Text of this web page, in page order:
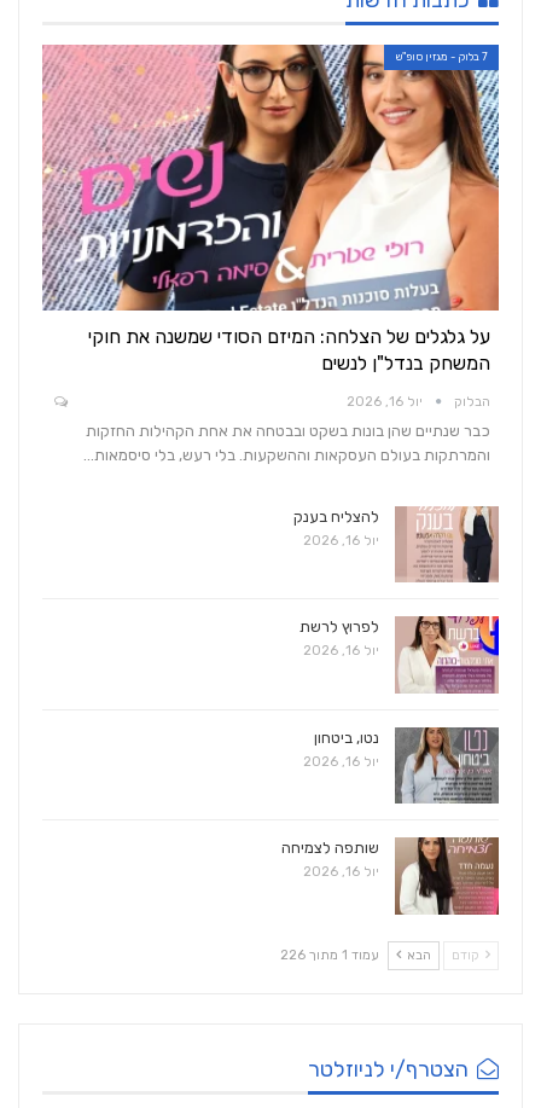
7 בלוק - מגזין סופ"ש
על גלגלים של הצלחה: המיזם הסודי שמשנה את חוקי
המשחק בנדל"ן לנשים
הבלוק יול 16, 2026
כבר שנתיים שהן בונות בשקט ובבטחה את אחת הקהילות החזקות
והמרתקות בעולם העסקאות וההשקעות. בלי רעש, בלי סיסמאות…
להצליח בענק
יול 16, 2026
לפרוץ לרשת
יול 16, 2026
נטו, ביטחון
יול 16, 2026
שותפה לצמיחה
יול 16, 2026
קודם הבא עמוד 1 מתוך 226
הצטרף/י לניוזלטר